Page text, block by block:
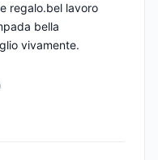
regalo.bel lavoro
bella
vivamente.